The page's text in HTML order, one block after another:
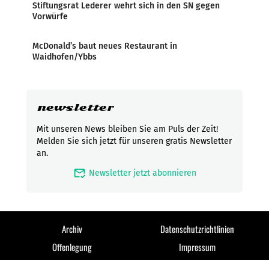
Stiftungsrat Lederer wehrt sich in den SN gegen
Vorwürfe
McDonald’s baut neues Restaurant in
Waidhofen/Ybbs
newsletter
Mit unseren News bleiben Sie am Puls der Zeit!
Melden Sie sich jetzt für unseren gratis Newsletter
an.
mark_email_read Newsletter jetzt abonnieren
Archiv
Datenschutzrichtlinien
Offenlegung
Impressum